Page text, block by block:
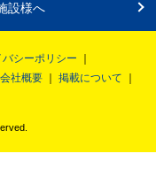
設様へ
バシーポリシー
会社概要
掲載について